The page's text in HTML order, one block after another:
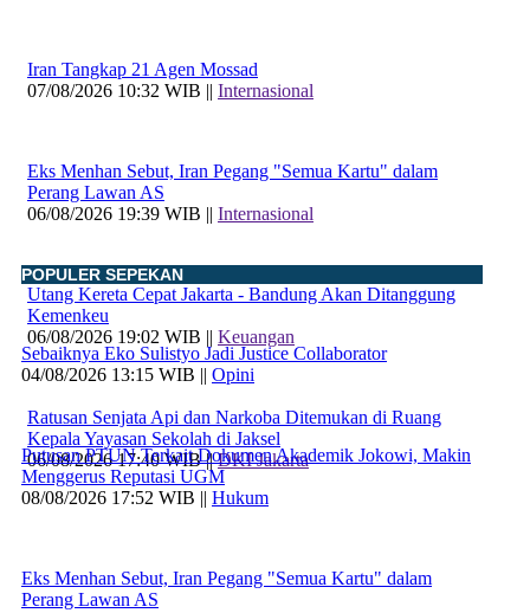
Iran Tangkap 21 Agen Mossad
07/08/2026 10:32 WIB || Internasional
Eks Menhan Sebut, Iran Pegang "Semua Kartu" dalam
Perang Lawan AS
06/08/2026 19:39 WIB || Internasional
Utang Kereta Cepat Jakarta - Bandung Akan Ditanggung
Kemenkeu
06/08/2026 19:02 WIB || Keuangan
Ratusan Senjata Api dan Narkoba Ditemukan di Ruang
Kepala Yayasan Sekolah di Jaksel
06/08/2026 17:40 WIB ||DKI Jakarta
POPULER SEPEKAN
Sebaiknya Eko Sulistyo Jadi Justice Collaborator
04/08/2026 13:15 WIB || Opini
Putusan PTUN Terkait Dokumen Akademik Jokowi, Makin
Menggerus Reputasi UGM
08/08/2026 17:52 WIB || Hukum
Eks Menhan Sebut, Iran Pegang "Semua Kartu" dalam
Perang Lawan AS